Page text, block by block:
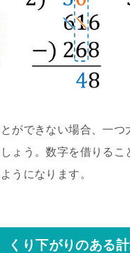
ができない場合、一つ
ょう。数字を借りるこ
うになります。
くり下がりのある